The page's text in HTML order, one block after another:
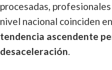
procesadas,
nivel nacional coinciden
tendencia ascendente
desaceleración.